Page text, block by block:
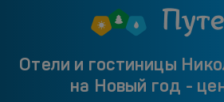
Отели и гостиницы
на Новый год -